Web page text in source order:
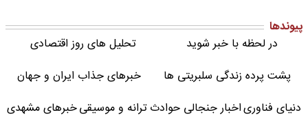
پیوندها
در لحظه با خبر شوید
تحلیل های روز اقتصادی
پشت پرده زندگی سلبریتی ها
خبرهای جذاب ایران و جهان
دنیای فناوریاخبار جنجالی حوادثترانه و موسیقیخبرهای مشهدی